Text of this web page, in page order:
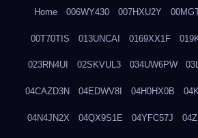
Home 006WY430 007HXU2Y
00T70TIS 013UNCAI 0169XX1F
023RN4UI 02SKVUL3 034UW6PW
04CAZD3N 04EDWV8I 04H0HX0B
04N4JN2X 04QX9S1E 04YFC57J